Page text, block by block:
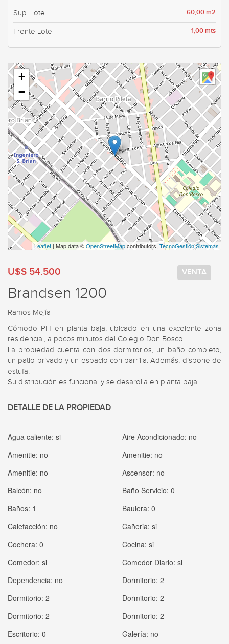
Sup. Lote 60,00 m2
Frente Lote 1,00 mts
+
−
Leaflet | Map data ©OpenStreetMapcontributors, TecnoGestión Sistemas
U$S 54.500 VENTA
Brandsen 1200
Ramos Mejía
Cómodo PH en planta baja, ubicado en una excelente zona
residencial, a pocos minutos del Colegio Don Bosco.
La propiedad cuenta con dos dormitorios, un baño completo,
un patio privado y un espacio con parrilla. Además, dispone de
estufa.
Su distribución es funcional y se desarolla en planta baja
DETALLE DE LA PROPIEDAD
Agua caliente: si Aire Acondicionado: no
Amenitie: no Amenitie: no
Amenitie: no Ascensor: no
Balcón: no Baño Servicio: 0
Baños: 1 Baulera: 0
Calefacción: no Ca­ñeria: si
Cochera: 0 Cocina: si
Comedor: si Comedor Diario: si
Dependencia: no Dormitorio: 2
Dormitorio: 2 Dormitorio: 2
Dormitorio: 2 Dormitorio: 2
Escritorio: 0 Galería: no